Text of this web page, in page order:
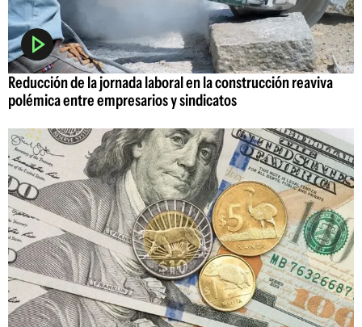
Reducción de la jornada laboral en la construcción reaviva
polémica entre empresarios y sindicatos